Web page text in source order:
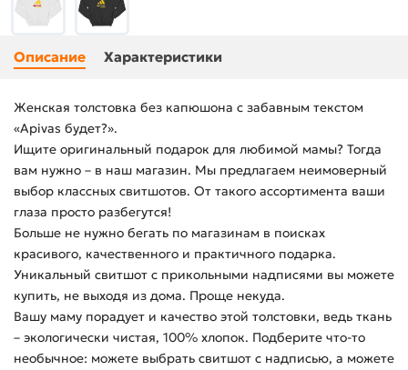
Описание Характеристики
Женская толстовка без капюшона с забавным текстом
«Apivas будет?».
Ищите оригинальный подарок для любимой мамы? Тогда
вам нужно – в наш магазин. Мы предлагаем неимоверный
выбор классных свитшотов. От такого ассортимента ваши
глаза просто разбегутся!
Больше не нужно бегать по магазинам в поисках
красивого, качественного и практичного подарка.
Уникальный свитшот с прикольными надписями вы можете
купить, не выходя из дома. Проще некуда.
Вашу маму порадует и качество этой толстовки, ведь ткань
– экологически чистая, 100% хлопок. Подберите что-то
необычное: можете выбрать свитшот с надписью, а можете